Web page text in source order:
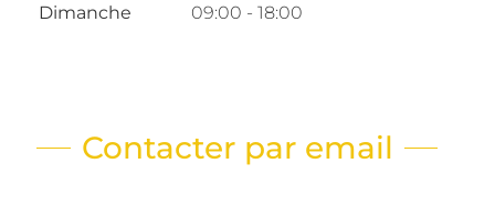
Dimanche 09:00 - 18:00
Contacter par email